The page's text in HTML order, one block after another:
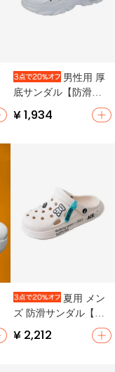
男性用 厚
底サンダル【防滑・
夏用・ビーチ＆ドラ
イブ対応・オープン
¥ 1,934
夏用 メン
ズ 防滑サンダル【厚
底・通気性・カジュ
アルデザイン・防臭
¥ 2,212